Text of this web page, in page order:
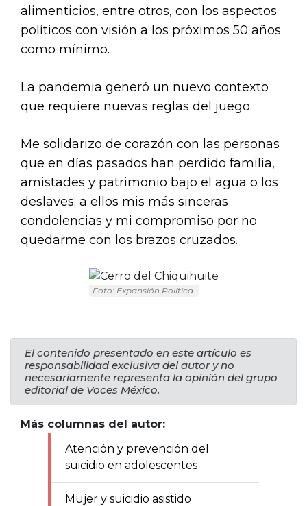
alimenticios, entre otros, con los aspectos
políticos con visión a los próximos 50 años
como mínimo.
La pandemia generó un nuevo contexto
que requiere nuevas reglas del juego.
Me solidarizo de corazón con las personas
que en días pasados han perdido familia,
amistades y patrimonio bajo el agua o los
deslaves; a ellos mis más sinceras
condolencias y mi compromiso por no
quedarme con los brazos cruzados.
Foto: Expansión Política.
El contenido presentado en este artículo es
responsabilidad exclusiva del autor y no
necesariamente representa la opinión del grupo
editorial de Voces México.
Más columnas del autor:
Atención y prevención del
suicidio en adolescentes
Mujer y suicidio asistido